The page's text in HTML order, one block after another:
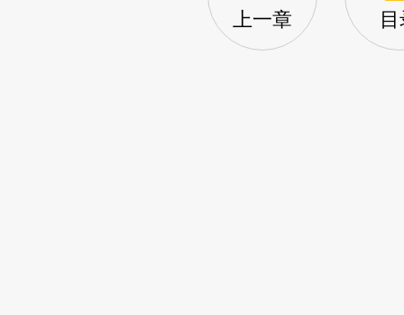
上一章